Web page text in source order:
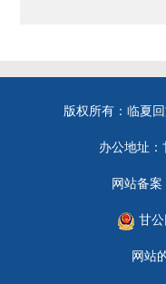
版权所有：临夏
办公地址：
网站备案
甘公
网站